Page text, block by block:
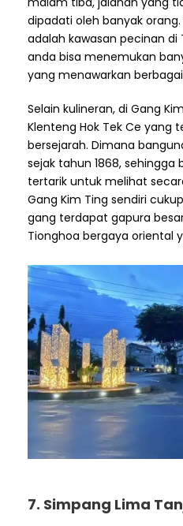
dipadati oleh banyak
adalah kawasan pecinan di
anda bisa menemukan
yang menawarkan
Selain kulineran, di Gang
Klenteng Hok Tek Ce yang
bersejarah. Dimana
sejak tahun 1868, sehingga
tertarik untuk melihat
Gang Kim Ting sendiri
gang terdapat gapura
Tionghoa bergaya oriental
7. Simpang Lima